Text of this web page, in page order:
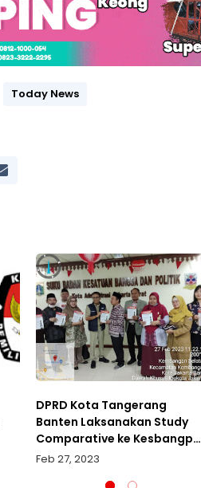
Today News
DPRD Kota Tangerang
Banten Laksanakan Study
Comparative ke Kesbangpol
Jakarta Barat
Feb 27, 2023